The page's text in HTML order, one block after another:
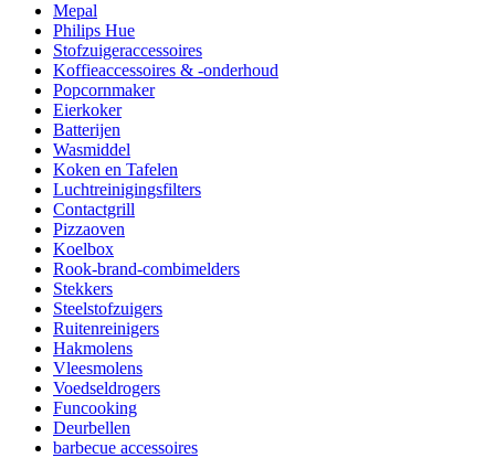
Mepal
Philips Hue
Stofzuigeraccessoires
Koffieaccessoires & -onderhoud
Popcornmaker
Eierkoker
Batterijen
Wasmiddel
Koken en Tafelen
Luchtreinigingsfilters
Contactgrill
Pizzaoven
Koelbox
Rook-brand-combimelders
Stekkers
Steelstofzuigers
Ruitenreinigers
Hakmolens
Vleesmolens
Voedseldrogers
Funcooking
Deurbellen
barbecue accessoires